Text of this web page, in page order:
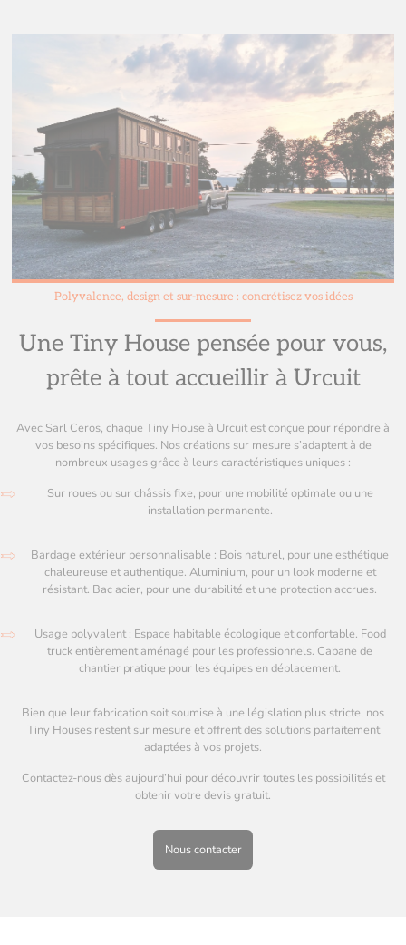
Polyvalence, design et sur-mesure : concrétisez vos idées
Une Tiny House pensée pour vous,
prête à tout accueillir à Urcuit
Avec Sarl Ceros, chaque Tiny House à Urcuit est conçue pour répondre à
vos besoins spécifiques. Nos créations sur mesure s’adaptent à de
nombreux usages grâce à leurs caractéristiques uniques :
Sur roues ou sur châssis fixe, pour une mobilité optimale ou une
installation permanente.
Bardage extérieur personnalisable : Bois naturel, pour une esthétique
chaleureuse et authentique. Aluminium, pour un look moderne et
résistant. Bac acier, pour une durabilité et une protection accrues.
Usage polyvalent : Espace habitable écologique et confortable. Food
truck entièrement aménagé pour les professionnels. Cabane de
chantier pratique pour les équipes en déplacement.
Bien que leur fabrication soit soumise à une législation plus stricte, nos
Tiny Houses restent sur mesure et offrent des solutions parfaitement
adaptées à vos projets.
Contactez-nous dès aujourd’hui pour découvrir toutes les possibilités et
obtenir votre devis gratuit.
Nous contacter